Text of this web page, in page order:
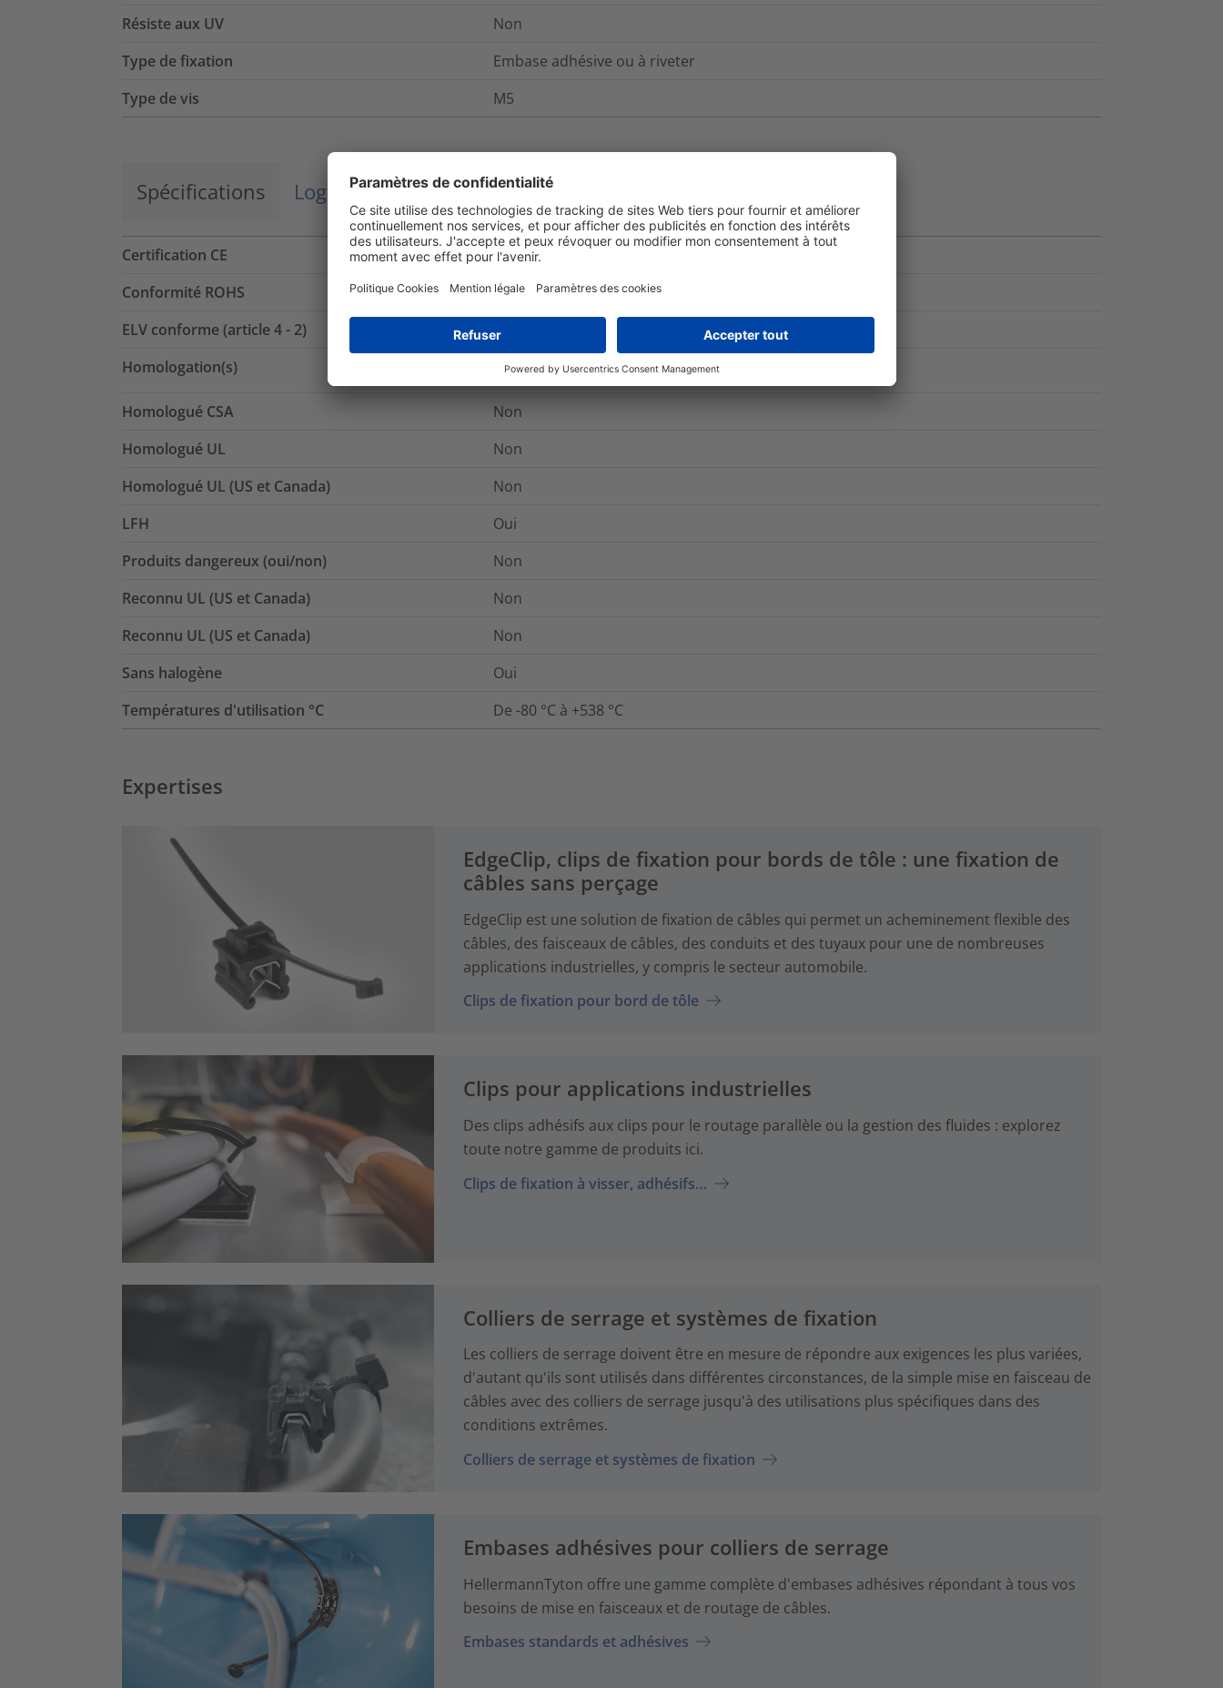
Résiste aux UV
Non
Type de fixation
Embase adhésive ou à riveter
Type de vis
M5
Spécifications Logistique et emballage Pour plus d'information
Certification CE
Non
Conformité ROHS
Oui
ELV conforme (article 4 - 2)
Oui
Homologation(s)
Homologué CSA
Non
Homologué UL
Non
Homologué UL (US et Canada)
Non
LFH
Oui
Produits dangereux (oui/non)
Non
Reconnu UL (US et Canada)
Non
Reconnu UL (US et Canada)
Non
Sans halogène
Oui
Températures d'utilisation °C
De -80 °C à +538 °C
Expertises
EdgeClip, clips de fixation pour bords de tôle : une fixation de
câbles sans perçage
EdgeClip est une solution de fixation de câbles qui permet un acheminement flexible des
câbles, des faisceaux de câbles, des conduits et des tuyaux pour une de nombreuses
applications industrielles, y compris le secteur automobile.
Clips de fixation pour bord de tôle
Clips pour applications industrielles
Des clips adhésifs aux clips pour le routage parallèle ou la gestion des fluides : explorez
toute notre gamme de produits ici.
Clips de fixation à visser, adhésifs…
Colliers de serrage et systèmes de fixation
Les colliers de serrage doivent être en mesure de répondre aux exigences les plus variées,
d'autant qu'ils sont utilisés dans différentes circonstances, de la simple mise en faisceau de
câbles avec des colliers de serrage jusqu'à des utilisations plus spécifiques dans des
conditions extrêmes.
Colliers de serrage et systèmes de fixation
Embases adhésives pour colliers de serrage
HellermannTyton offre une gamme complète d'embases adhésives répondant à tous vos
besoins de mise en faisceaux et de routage de câbles.
Embases standards et adhésives